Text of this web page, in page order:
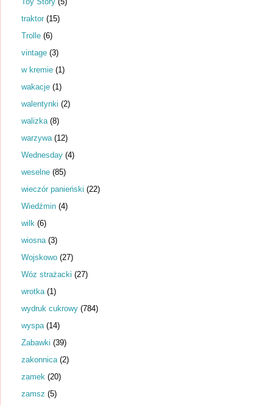
traktor (15)
Trolle (6)
vintage (3)
w kremie (1)
wakacje (1)
walentynki (2)
walizka (8)
warzywa (12)
Wednesday (4)
weselne (85)
wieczór panieński (22)
Wiedźmin (4)
wilk (6)
wiosna (3)
Wojskowo (27)
Wóz strażacki (27)
wrotka (1)
wydruk cukrowy (784)
wyspa (14)
Zabawki (39)
zakonnica (2)
zamek (20)
zamsz (5)